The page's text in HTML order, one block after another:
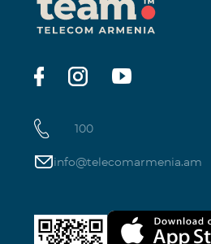
100
info@telecomarmenia.am